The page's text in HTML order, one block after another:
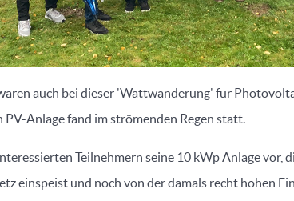
auch bei dieser 'Wattwanderung' für
Anlage fand im strömenden Regen statt.
Teilnehmern seine 10 kWp Anlage vor,
einspeist und noch von der damals recht hohen